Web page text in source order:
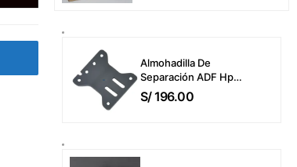
Almohadilla De
Separación ADF Hp
B3Q10-40080 Color
LaserJet Pro MFP
S/196.00